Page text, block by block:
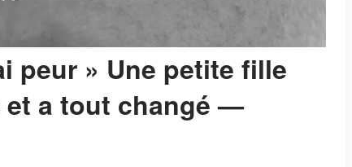
peur » Une petite fille
et a tout changé —